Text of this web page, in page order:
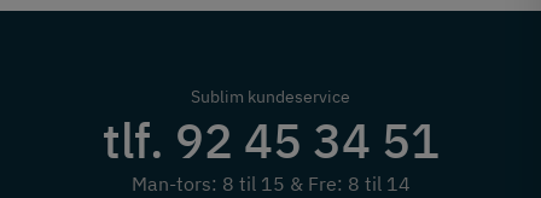
Sublim kundeservice
tlf. 92 45 34 51
Man-tors: 8 til 15 & Fre: 8 til 14